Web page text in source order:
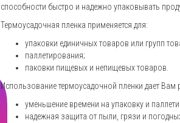
способности быстро и надежно упаковывать
Термоусадочная пленка применяется для:
упаковки единичных товаров или групп
паллетирования;
паковки пищевых и непищевых товаров.
Использование термоусадочной пленки дает
уменьшение времени на упаковку и
надежная защита от пыли, грязи и